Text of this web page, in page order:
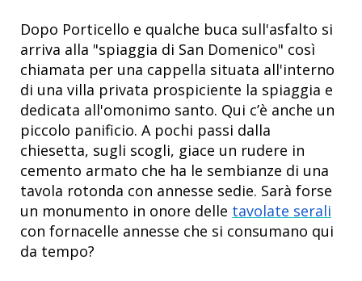
Dopo Porticello e qualche buca sull'asfalto si
arriva alla "spiaggia di San Domenico" così
chiamata per una cappella situata all'interno
di una villa privata prospiciente la spiaggia e
dedicata all'omonimo santo. Qui c’è anche un
piccolo panificio. A pochi passi dalla
chiesetta, sugli scogli, giace un rudere in
cemento armato che ha le sembianze di una
tavola rotonda con annesse sedie. Sarà forse
un monumento in onore delle tavolate serali
con fornacelle annesse che si consumano qui
da tempo?